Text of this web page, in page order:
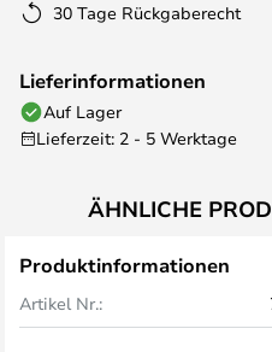
30 Tage Rückgaberecht
Lieferinformationen
Auf Lager
Lieferzeit: 2 - 5 Werktage
ÄHNLICHE
Produktinformationen
Artikel Nr.: